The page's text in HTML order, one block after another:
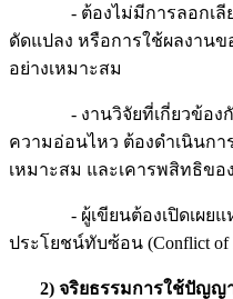
- ต้องไม่มีการลอกเลียนผ
ดัดแปลง หรือการใช้ผลงาน
อย่างเหมาะสม
- งานวิจัยที่เกี่ยวข้องกั
ความอ่อนไหว ต้องดำเนินก
เหมาะสม และเคารพสิทธิขอ
- ผู้เขียนต้องเปิดเผยแห
ประโยชน์ทับซ้อน (Conflict of
2) จริยธรรมการใช้ปัญญ